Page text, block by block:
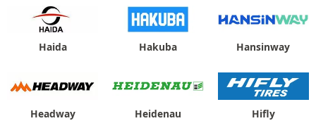
Haida Hakuba Hansinway
Headway Heidenau Hifly